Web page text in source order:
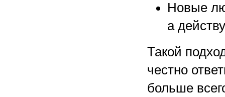
Новые
а
Такой
честно
больше